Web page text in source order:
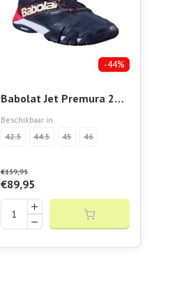
-44%
Babolat Jet Premura 2
Men
Beschikbaar in
42.5
44.5 45 46
€159,95
€89,95